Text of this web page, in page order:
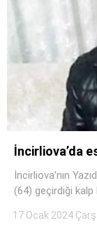
İncirliova’da
İncirliova’nın
(64) geçirdiği kalp
17 Ocak 2024